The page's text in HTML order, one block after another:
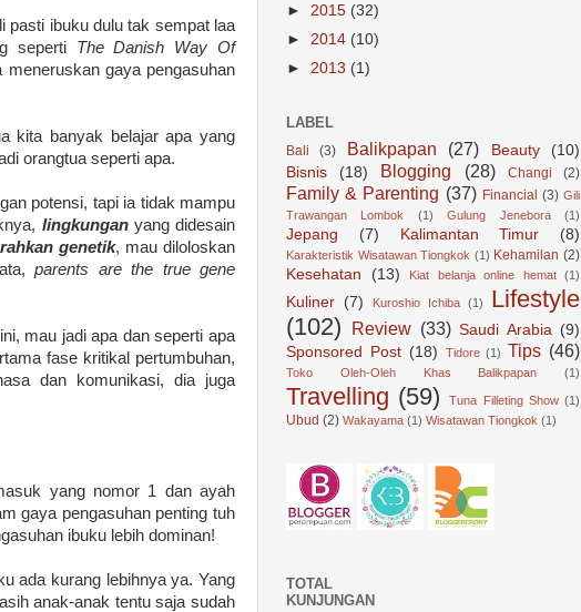
pasti ibuku dulu tak sempat laa
seperti The Danish Way Of
gaya pengasuhan
kita banyak belajar apa yang
orangtua seperti apa.
potensi, tapi ia tidak mampu
lingkunganyang didesain
genetik, mau diloloskan
parents are the true gene
mau jadi apa dan seperti apa
fase kritikal pertumbuhan,
dan komunikasi, dia juga
yang nomor 1 dan ayah
gaya pengasuhan penting tuh
ibuku lebih dominan!
ada kurang lebihnya ya. Yang
anak-anak tentu saja sudah
► 2015 (32)
► 2014 (10)
► 2013 (1)
LABEL
Bali (3) Balikpapan (27) Beauty
(10)
Bisnis
(18) Blogging (28) Changi (2)
Family & Parenting (37) Financial (3) Gili
Trawangan Lombok
(1) Gulung Jenebora (1)
Jepang (7) Kalimantan Timur (8)
Karakteristik Wisatawan Tiongkok (1) Kehamilan (2)
Kesehatan (13) Kiat belanja online hemat (1)
Kuliner (7) Kuroshio Ichiba (1)
Lifestyle
(102)
Review (33) Saudi Arabia (9)
Sponsored Post (18) Tidore (1) Tips (46)
Toko Oleh-Oleh Khas Balikpapan (1)
Travelling (59) Tuna Filleting Show (1)
Ubud (2) Wakayama (1) Wisatawan Tiongkok (1)
TOTAL
KUNJUNGAN